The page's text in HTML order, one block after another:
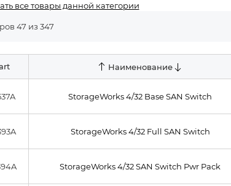
все товары данной категории
47 из 347
Наименование
StorageWorks 4/32 Base SAN Switch
StorageWorks 4/32 Full SAN Switch
StorageWorks 4/32 SAN Switch Pwr Pack